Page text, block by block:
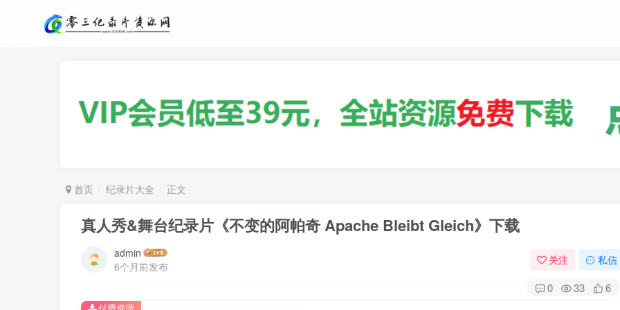
首页 纪录片大全 正文
真人秀&舞台纪录片《不变的阿帕奇 Apache Bleibt Gleich》下载
admin
6个月前发布
关注 私信
0 33 6